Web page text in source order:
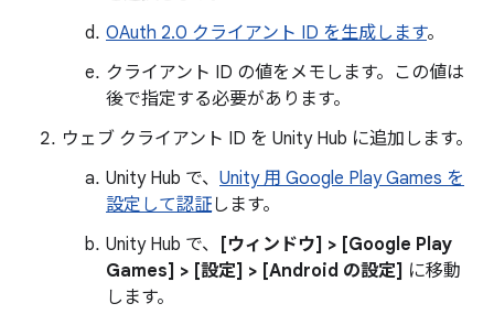
OAuth 2.0 クライアント ID を生成します。
クライアント ID の値をメモします。この値は
後で指定する必要があります。
ウェブ クライアント ID を Unity Hub に追加します。
Unity Hub で、 Unity 用 Google Play Games を
設定して認証します。
Unity Hub で、
[ウィンドウ] > [Google Play
Games] > [設定] > [Android の設定] に移動
します。